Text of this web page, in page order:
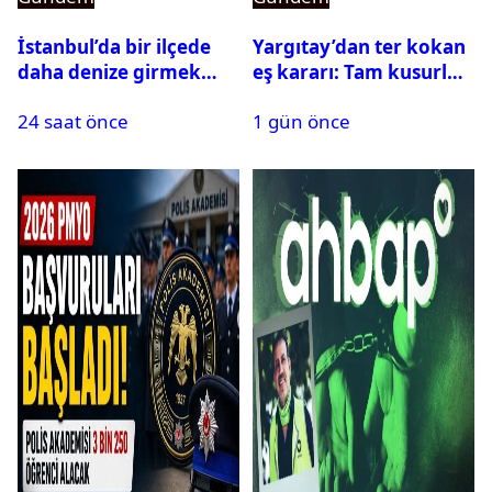
İstanbul’da bir ilçede
daha denize girmek
24 saat önce
Yargıtay’dan ter kokan
eş kararı: Tam kusurlu
1 gün önce